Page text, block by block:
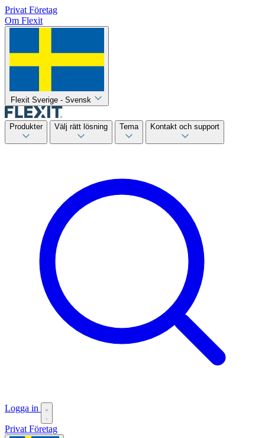
Privat Företag
Om Flexit
Flexit Sverige - Svensk
Produkter Välj rätt lösning Tema Kontakt och support
Logga in
Privat Företag